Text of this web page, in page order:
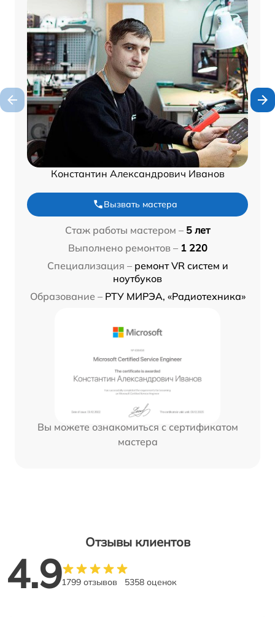
Константин Александрович Иванов
Вызвать мастера
Стаж работы мастером – 5 лет
Выполнено ремонтов – 1 220
Специализация – ремонт VR систем и
ноутбуков
Образование – РТУ МИРЭА, «Радиотехника»
Вы можете ознакомиться с сертификатом
мастера
Отзывы клиентов
4.91799 отзывов 5358 оценок